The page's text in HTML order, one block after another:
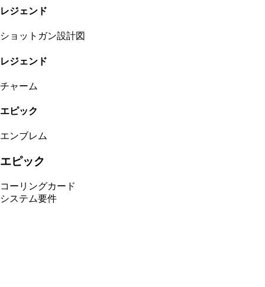
レジェンド
ショットガン設計図
レジェンド
チャーム
エピック
エンブレム
エピック
コーリングカード
システム要件